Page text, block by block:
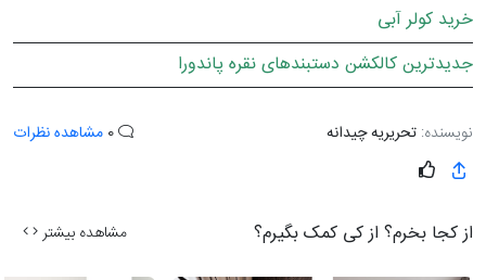
خرید کولر آبی
جدیدترین کالکشن دستبندهای نقره پاندورا
نویسنده: تحریریه چیدانه مشاهده نظرات
از کجا بخرم؟ از کی کمک بگیرم؟ مشاهده بیشتر